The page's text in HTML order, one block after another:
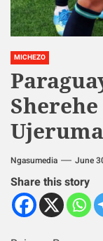
MICHEZO
Ngasumedia June
Share this story